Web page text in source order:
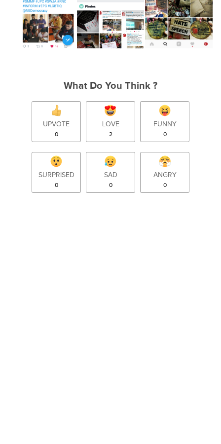
What Do You Think ?
UPVOTE
0
LOVE
2
FUNNY
0
SURPRISED
0
SAD
0
ANGRY
0